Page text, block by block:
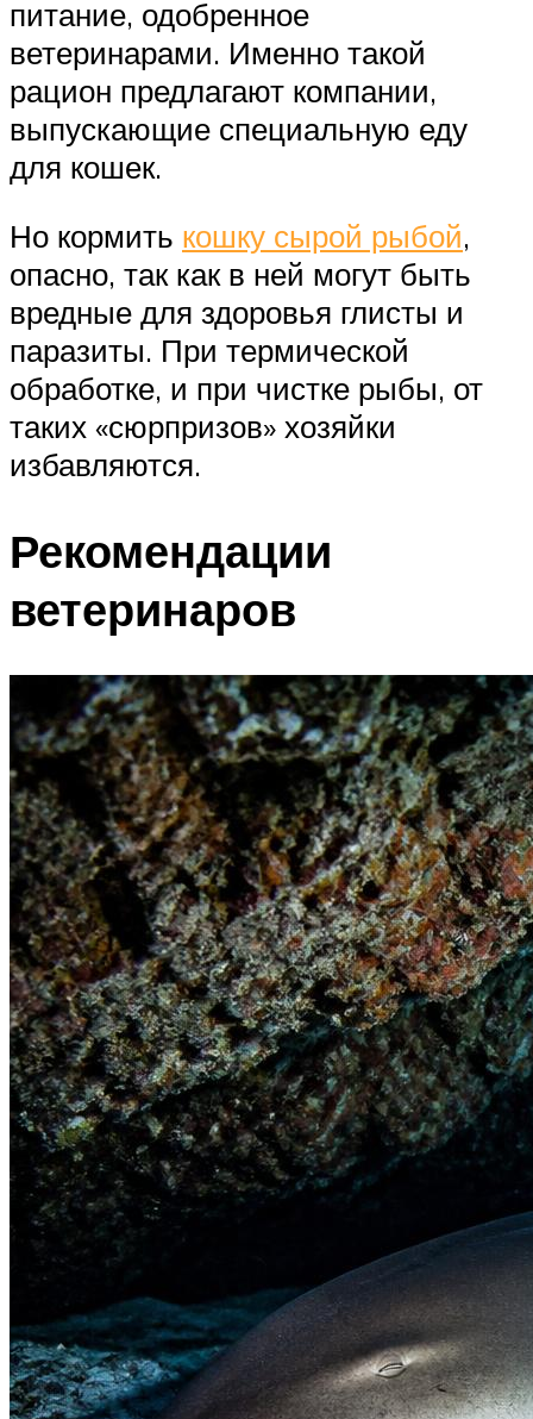
питание, одобренное
ветеринарами. Именно такой
рацион предлагают компании,
выпускающие специальную еду
для кошек.
Но кормить кошку сырой рыбой,
опасно, так как в ней могут быть
вредные для здоровья глисты и
паразиты. При термической
обработке, и при чистке рыбы, от
таких «сюрпризов» хозяйки
избавляются.
Рекомендации
ветеринаров